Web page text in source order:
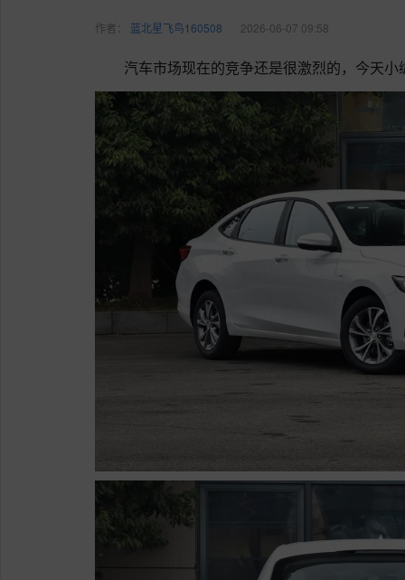
作者： 蓝北星飞鸟160508 2026-06-07 09:58
汽车市场现在的竞争还是很激烈的，今天